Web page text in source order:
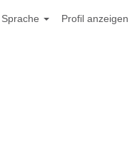
Sprache Profil anzeigen